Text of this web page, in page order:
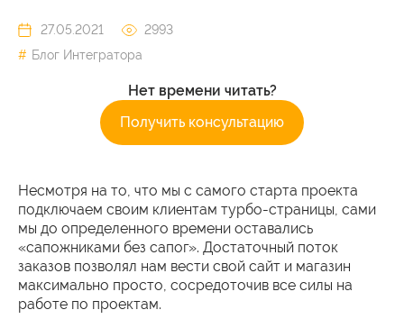
27.05.2021
2993
Блог Интегратора
Нет времени читать?
Получить консультацию
Несмотря на то, что мы с самого старта проекта
подключаем своим клиентам турбо-страницы, сами
мы до определенного времени оставались
«сапожниками без сапог». Достаточный поток
заказов позволял нам вести свой сайт и магазин
максимально просто, сосредоточив все силы на
работе по проектам.